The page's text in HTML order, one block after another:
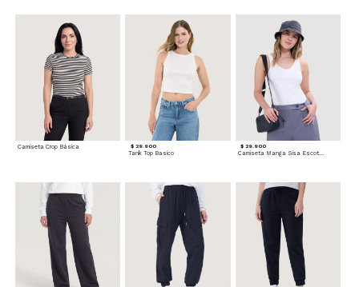
Camiseta Crop Básica $ 29.900
Tank Top Basico
$ 29.900
Camiseta Manga Sisa Escotada